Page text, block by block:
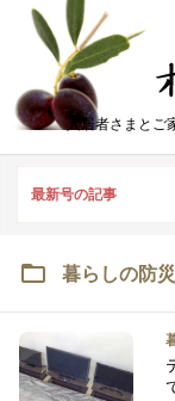
入居者さまとご
最新号の記事
暮らしの防